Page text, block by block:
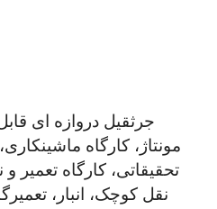
جرثقیل دروازه ای
مونتاژ، کارگاه
تحقیقاتی، کارگاه تعمیر
نقل کوچک، انبار،